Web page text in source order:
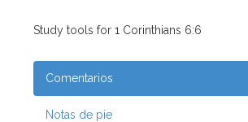
Study tools for 1 Corinthians 6:6
Comentarios
Notas de pie